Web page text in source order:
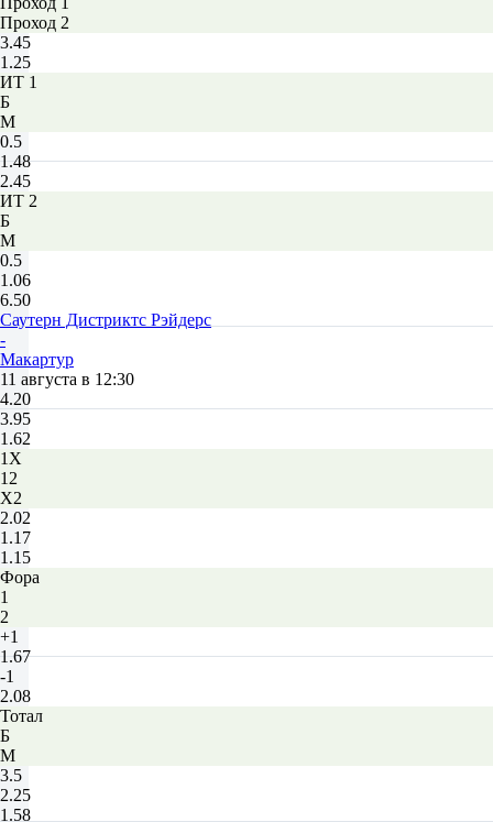
Проход 2
3.45
1.25
ИТ 1
Б
М
0.5
1.48
2.45
ИТ 2
Б
М
0.5
1.06
6.50
Саутерн Дистриктс Рэйдерс
-
Макартур
11 августа в 12:30
4.20
3.95
1.62
1X
12
X2
2.02
1.17
1.15
Фора
1
2
+1
1.67
-1
2.08
Тотал
Б
М
3.5
2.25
1.58